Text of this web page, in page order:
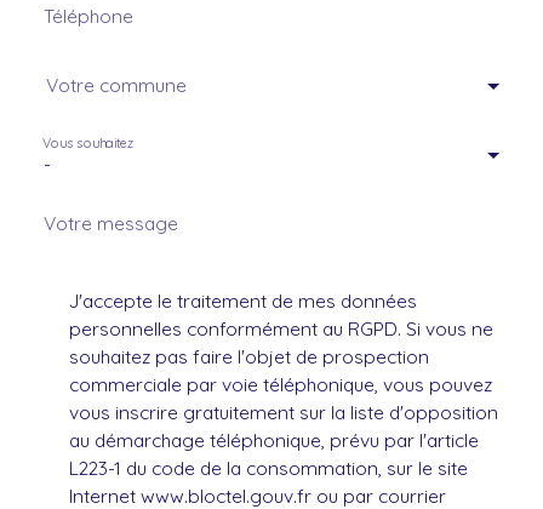
Téléphone
Votre commune
-
Vous souhaitez
Votre message
J'accepte le traitement de mes données
personnelles conformément au RGPD. Si vous ne
souhaitez pas faire l'objet de prospection
commerciale par voie téléphonique, vous pouvez
vous inscrire gratuitement sur la liste d'opposition
au démarchage téléphonique, prévu par l'article
L223-1 du code de la consommation, sur le site
Internet www.bloctel.gouv.fr ou par courrier